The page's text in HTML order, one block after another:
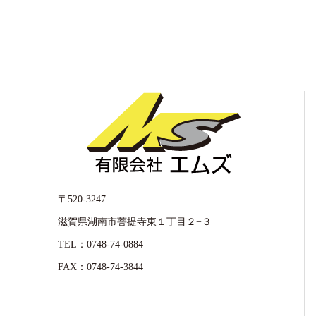
〒520-3247
滋賀県湖南市菩提寺東１丁目２−３
TEL：0748-74-0884
FAX：0748-74-3844